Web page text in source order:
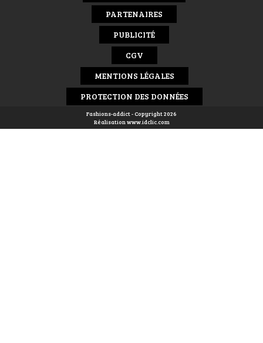
PARTENAIRES
PUBLICITÉ
CGV
MENTIONS LÉGALES
PROTECTION DES DONNÉES
Fashions-addict - Copyright 2026
Réalisationwww.idclic.com